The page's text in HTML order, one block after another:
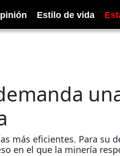
Estilo de vida
más eficientes. Para su
en el que la minería